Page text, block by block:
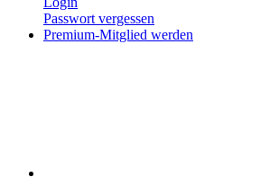
Passwort vergessen
Premium-Mitglied werden